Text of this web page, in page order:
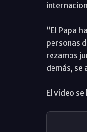
“El Papa
personas
rezamos
demás, se
El vídeo